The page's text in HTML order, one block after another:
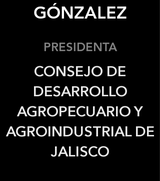
GÓNZALEZ
PRESIDENTA
CONSEJO DE
DESARROLLO
AGROPECUARIO Y
AGROINDUSTRIAL DE
JALISCO